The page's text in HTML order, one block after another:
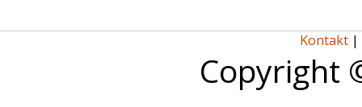
Kontakt |
Copyright